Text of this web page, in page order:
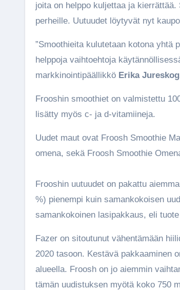
joita on helppo kuljettaa ja
perheille. Uutuudet löytyvät nyt
”Smoothieita kulutetaan kotona yhtä
helppoja vaihtoehtoja
markkinointipäällikkö Erika
Frooshin smoothiet on valmistettu
lisätty myös c- ja d-vitamiineja.
Uudet maut ovat Froosh Smoothie
omena, sekä Froosh Smoothie
Frooshin uutuudet on pakattu
%) pienempi kuin samankokoisen
samankokoinen lasipakkaus, eli
Fazer on sitoutunut vähentämään
2020 tasoon. Kestävä pakkaaminen
alueella. Froosh on jo aiemmin
tämän uudistuksen myötä koko 750